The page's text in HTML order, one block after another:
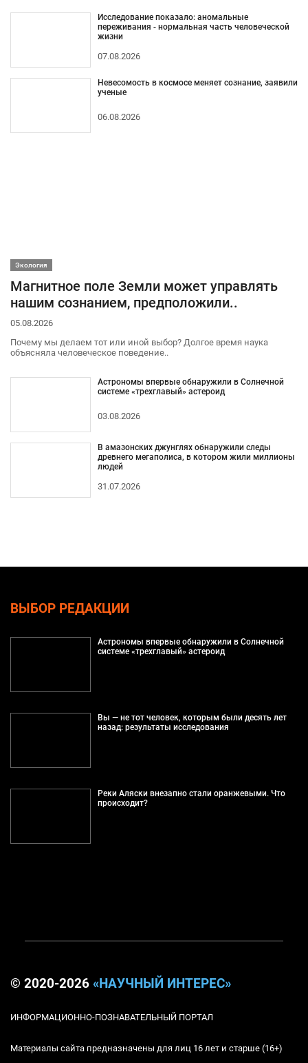
Исследование показало: аномальные
переживания - нормальная часть человеческой
жизни
07.08.2026
Невесомость в космосе меняет сознание, заявили
ученые
06.08.2026
Экология
Магнитное поле Земли может управлять
нашим сознанием, предположили..
05.08.2026
Почему мы делаем тот или иной выбор? Долгое время наука
объясняла человеческое поведение..
Астрономы впервые обнаружили в Солнечной
системе «трехглавый» астероид
03.08.2026
В амазонских джунглях обнаружили следы
древнего мегаполиса, в котором жили миллионы
людей
31.07.2026
ВЫБОР РЕДАКЦИИ
Астрономы впервые обнаружили в Солнечной
системе «трехглавый» астероид
Вы — не тот человек, которым были десять лет
назад: результаты исследования
Реки Аляски внезапно стали оранжевыми. Что
происходит?
© 2020-2026 «НАУЧНЫЙ ИНТЕРЕС»
ИНФОРМАЦИОННО-ПОЗНАВАТЕЛЬНЫЙ ПОРТАЛ
Материалы сайта предназначены для лиц 16 лет и старше (16+)